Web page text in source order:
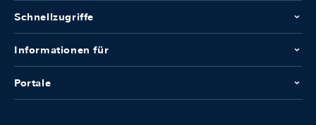
Schnellzugriffe
Informationen für
Portale